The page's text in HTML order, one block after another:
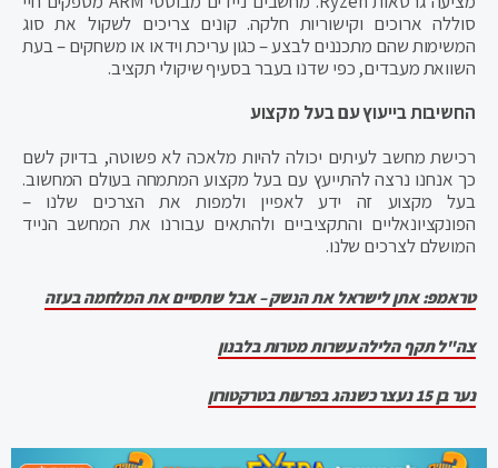
סוללה ארוכים וקישוריות חלקה. קונים צריכים לשקול את סוג
המשימות שהם מתכננים לבצע – כגון עריכת וידאו או משחקים – בעת
השוואת מעבדים, כפי שדנו בעבר בסעיף שיקולי תקציב.
החשיבות בייעוץ עם בעל מקצוע
רכישת מחשב לעיתים יכולה להיות מלאכה לא פשוטה, בדיוק לשם
כך אנחנו נרצה להתייעץ עם בעל מקצוע המתמחה בעולם המחשוב.
בעל מקצוע זה ידע לאפיין ולמפות את הצרכים שלנו –
הפונקציונאליים והתקציביים ולהתאים עבורנו את המחשב הנייד
המושלם לצרכים שלנו.
טראמפ: אתן לישראל את הנשק – אבל שתסיים את המלחמה בעזה
צה"ל תקף הלילה עשרות מטרות בלבנון
נער בן 15 נעצר כשנהג בפרעות בטרקטורון